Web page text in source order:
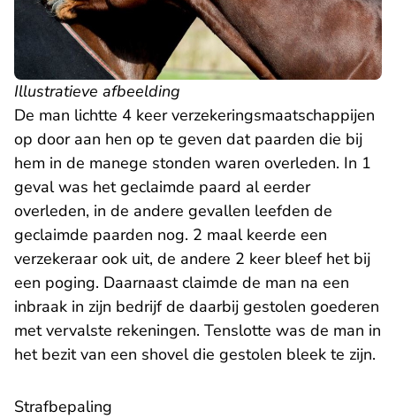
Illustratieve afbeelding
De man lichtte 4 keer verzekeringsmaatschappijen
op door aan hen op te geven dat paarden die bij
hem in de manege stonden waren overleden. In 1
geval was het geclaimde paard al eerder
overleden, in de andere gevallen leefden de
geclaimde paarden nog. 2 maal keerde een
verzekeraar ook uit, de andere 2 keer bleef het bij
een poging. Daarnaast claimde de man na een
inbraak in zijn bedrijf de daarbij gestolen goederen
met vervalste rekeningen. Tenslotte was de man in
het bezit van een shovel die gestolen bleek te zijn.
Strafbepaling